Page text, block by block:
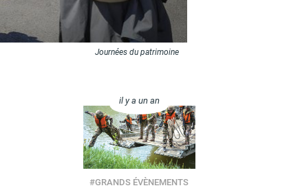
Journées du patrimoine
il y a un an
#GRANDS ÉVÈNEMENTS